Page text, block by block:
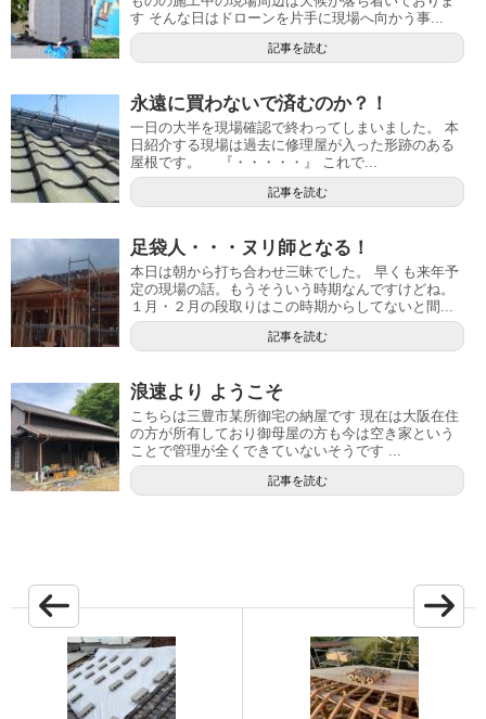
す そんな日はドローンを片手に現場へ向かう事...
記事を読む
永遠に買わないで済むのか？！
一日の大半を現場確認で終わってしまいました。 本
日紹介する現場は過去に修理屋が入った形跡のある
屋根です。 『・・・・・』 これで...
記事を読む
足袋人・・・ヌリ師となる！
本日は朝から打ち合わせ三昧でした。 早くも来年予
定の現場の話。もうそういう時期なんですけどね。
１月・２月の段取りはこの時期からしてないと間...
記事を読む
浪速より ようこそ
こちらは三豊市某所御宅の納屋です 現在は大阪在住
の方が所有しており御母屋の方も今は空き家という
ことで管理が全くできていないそうです ...
記事を読む